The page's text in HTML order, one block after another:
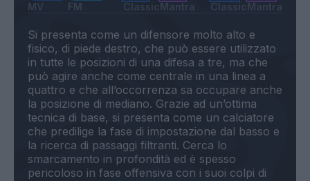
MV FM ClassicMantra ClassicMantra
Si presenta come un difensore molto alto e
fisico, di piede destro, che può essere utilizzato
in tutte le posizioni di una difesa a tre, ma che
può agire anche come centrale in una linea a
quattro e che all’occorrenza sa occupare anche
la posizione di mediano. Grazie ad un’ottima
tecnica di base, si presenta come un calciatore
che predilige la fase di impostazione dal basso e
la ricerca di passaggi filtranti. Cerca lo
smarcamento in profondità ed è spesso
pericoloso in fase offensiva con i suoi colpi di